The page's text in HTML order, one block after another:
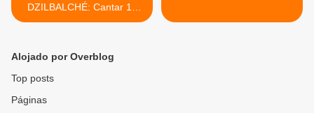
DZILBALCHÉ: Cantar 13
(continuación)
Alojado por Overblog
Top posts
Páginas